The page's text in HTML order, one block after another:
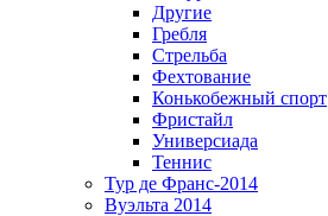
Другие
Гребля
Стрельба
Фехтование
Конькобежный спорт
Фристайл
Универсиада
Теннис
Тур де Франс-2014
Вуэльта 2014